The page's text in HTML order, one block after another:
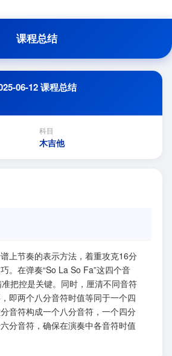
课程总结
06-12 课程总结
科目
木吉他
上节奏的表示方法，着重攻克16分
。在弹奏“So La So Fa”这四个音
把控是关键。同时，厘清不同音符
即两个八分音符时值等同于一个四
音符构成一个八分音符，一个四分
分音符，确保在演奏中各音符时值